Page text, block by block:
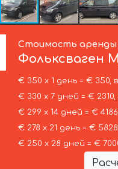
Стоимость аренды
Фольксваген
€ 350 х 1 день = € 350,
€ 330 х 7 дней = €
€ 299 х 14 дней = €
€ 278 х 21 день = €
€ 250 х 28 дней = €